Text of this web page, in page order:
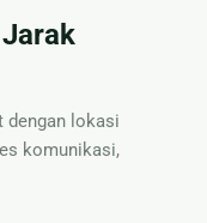
dengan lokasi
komunikasi,